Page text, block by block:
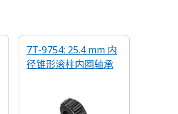
7T-9754: 25.4 mm 内
径锥形滚柱内圈轴承